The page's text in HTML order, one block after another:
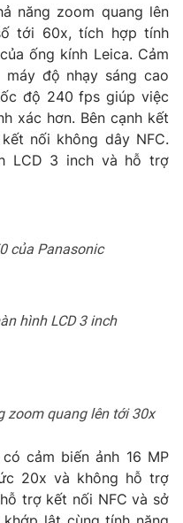
Thể thao
năng zoom quang lên
tới 60x, tích hợp tính
ống kính Leica. Cảm
độ nhạy sáng cao
độ 240 fps giúp việc
xác hơn. Bên cạnh kết
nối không dây NFC.
LCD 3 inch và hỗ trợ
của Panasonic
hình LCD 3 inch
zoom quang lên tới 30x
cảm biến ảnh 16 MP
20x và không hỗ trợ
trợ kết nối NFC và sở